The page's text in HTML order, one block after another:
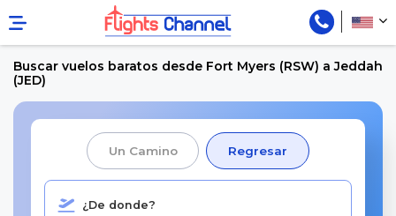
Buscar vuelos baratos desde Fort Myers (RSW) a Jeddah
(JED)
Un Camino Regresar